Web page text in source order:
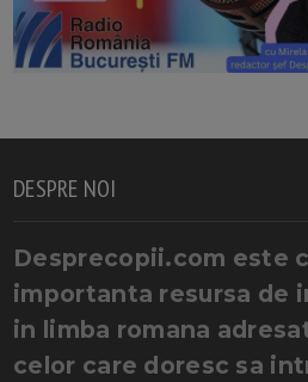
DESPRE NOI
Desprecopii.com este
importanta resursa de
in limba romana
celor care doresc sa